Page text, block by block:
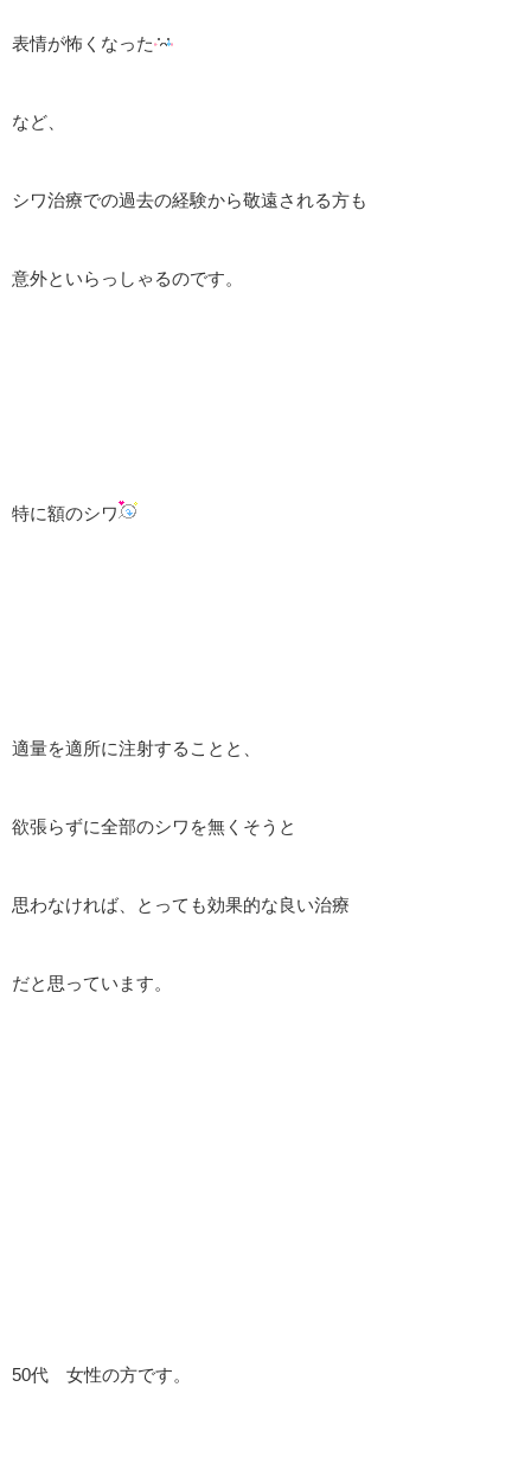
表情が怖くなった
など、
シワ治療での過去の経験から敬遠される方も
意外といらっしゃるのです。
特に額のシワ
適量を適所に注射することと、
欲張らずに全部のシワを無くそうと
思わなければ、とっても効果的な良い治療
だと思っています。
50代 女性の方です。